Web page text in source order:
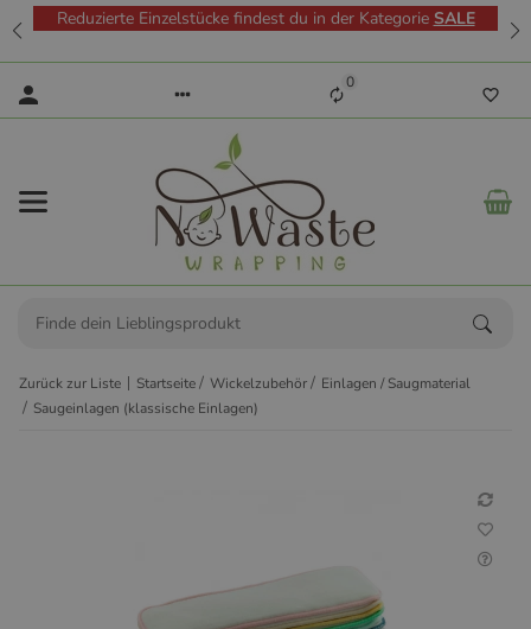
Reduzierte Einzelstücke findest du in der Kategorie SALE
0
Zurück zur Liste Startseite Wickelzubehör
Einlagen / Saugmaterial
Saugeinlagen (klassische Einlagen)